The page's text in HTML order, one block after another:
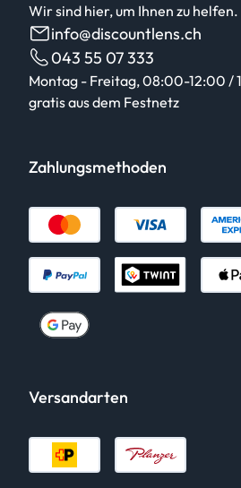
Wir sind hier, um Ihnen zu helfen.
info@discountlens.ch
043 55 07 333
Montag - Freitag, 08:00-12:00 /
gratis aus dem Festnetz
Zahlungsmethoden
Versandarten